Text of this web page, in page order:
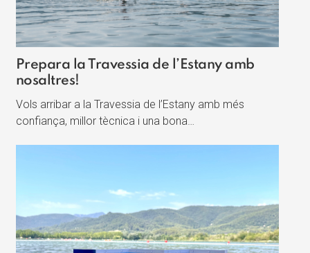
Prepara la Travessia de l’Estany amb
nosaltres!
Vols arribar a la Travessia de l’Estany amb més
confiança, millor tècnica i una bona…